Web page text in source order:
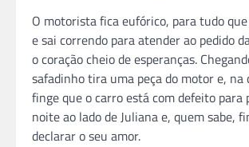
O motorista fica eufórico, para tudo
e sai correndo para atender ao pedido
o coração cheio de esperanças.
safadinho tira uma peça do motor e, na
finge que o carro está com defeito para
noite ao lado de Juliana e, quem sabe,
declarar o seu amor.